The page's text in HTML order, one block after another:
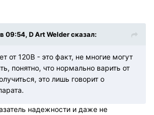
09:54, D Art Welder сказал:
от 120В - это факт, не многие могут
понятно, что нормально варить от
это лишь говорит о
надежности и даже не